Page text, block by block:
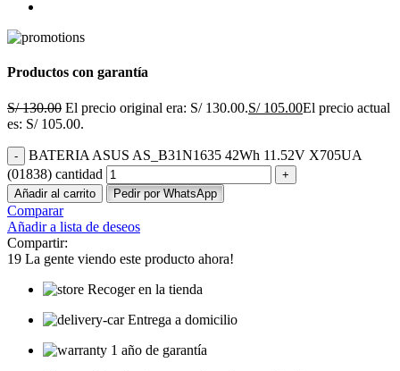
Productos con garantía
S/130.00 El precio original era: S/ 130.00.S/105.00El precio actual
es: S/ 105.00.
BATERIA ASUS AS_B31N1635 42Wh 11.52V X705UA
(01838) cantidad
Añadir al carrito Pedir por WhatsApp
Comparar
Añadir a lista de deseos
Compartir:
19 La gente viendo este producto ahora!
Recoger en la tienda
Entrega a domicilio
1 año de garantía